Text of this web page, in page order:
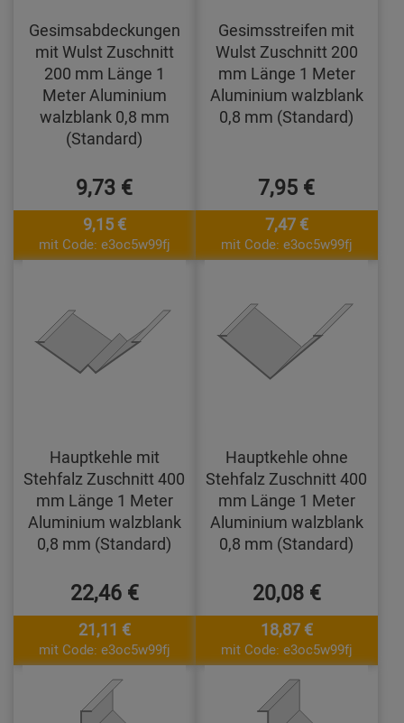
Gesimsabdeckungen
mit Wulst Zuschnitt
200 mm Länge 1
Meter Aluminium
walzblank 0,8 mm
(Standard)
9,73 €
9,15 €
mit Code: e3oc5w99fj
Gesimsstreifen mit
Wulst Zuschnitt 200
mm Länge 1 Meter
Aluminium walzblank
0,8 mm (Standard)
7,95 €
7,47 €
mit Code: e3oc5w99fj
Hauptkehle mit
Stehfalz Zuschnitt 400
mm Länge 1 Meter
Aluminium walzblank
0,8 mm (Standard)
22,46 €
21,11 €
mit Code: e3oc5w99fj
Hauptkehle ohne
Stehfalz Zuschnitt 400
mm Länge 1 Meter
Aluminium walzblank
0,8 mm (Standard)
20,08 €
18,87 €
mit Code: e3oc5w99fj